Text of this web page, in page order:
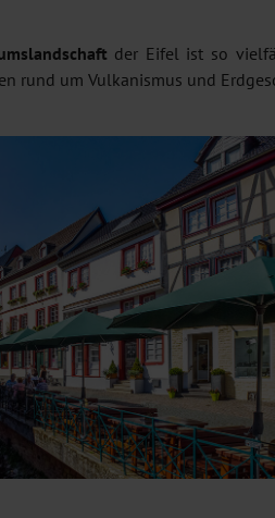
der Eifel ist so
rund um Vulkanismus und